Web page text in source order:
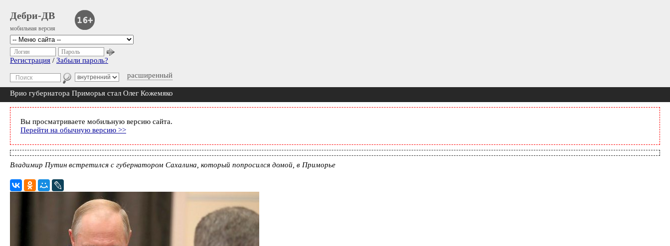
Дебри-ДВ
мобильная версия
расширенный
Логин Пароль
Регистрация / Забыли пароль?
Врио губернатора Приморья стал Олег Кожемяко
Вы просматриваете мобильную версию сайта.
Перейти на обычную версию >>
Владимир Путин встретился с губернатором Сахалина, который попросился домой, в Приморье